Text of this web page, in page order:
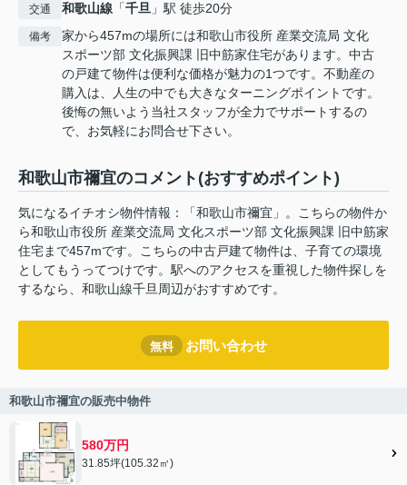
交通 和歌山線 「千旦 」駅 徒歩20分
備考
家から457mの場所には和歌山市役所 産業交流局 文化
スポーツ部 文化振興課 旧中筋家住宅があります。中古
の戸建て物件は便利な価格が魅力の1つです。不動産の
購入は、人生の中でも大きなターニングポイントです。
後悔の無いよう当社スタッフが全力でサポートするの
で、お気軽にお問合せ下さい。
和歌山市禰宜のコメント(おすすめポイント)
気になるイチオシ物件情報：「和歌山市禰宜」。こちらの物件か
ら和歌山市役所 産業交流局 文化スポーツ部 文化振興課 旧中筋家
住宅まで457mです。こちらの中古戸建て物件は、子育ての環境
としてもうってつけです。駅へのアクセスを重視した物件探しを
するなら、和歌山線千旦周辺がおすすめです。
無料 お問い合わせ
和歌山市禰宜の販売中物件
580万円
31.85坪(105.32㎡)